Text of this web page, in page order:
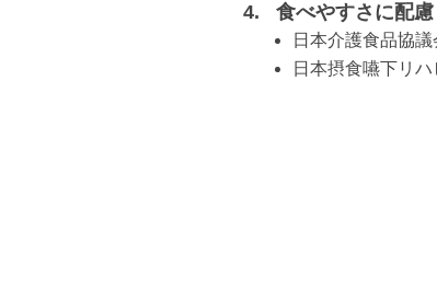
食べやすさに配
日本介護食品協
日本摂食嚥下リ